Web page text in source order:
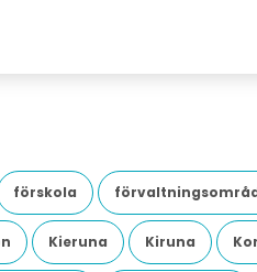
förskola
Kieruna Kiruna